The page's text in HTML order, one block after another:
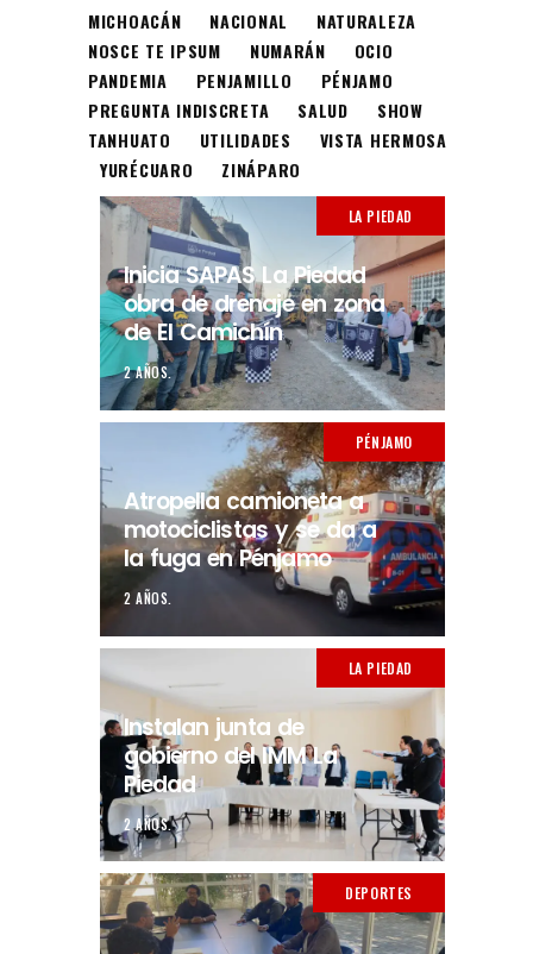
MICHOACÁN
NACIONAL
NATURALEZA
NOSCE TE IPSUM
NUMARÁN
OCIO
PANDEMIA
PENJAMILLO
PÉNJAMO
PREGUNTA INDISCRETA
SALUD
SHOW
TANHUATO
UTILIDADES
VISTA HERMOSA
YURÉCUARO
ZINÁPARO
LA PIEDAD
Inicia SAPAS La Piedad
obra de drenaje en zona
de El Camichín
2 AÑOS.
PÉNJAMO
Atropella camioneta a
motociclistas y se da a
la fuga en Pénjamo
2 AÑOS.
LA PIEDAD
Instalan junta de
gobierno del IMM La
Piedad
2 AÑOS.
DEPORTES